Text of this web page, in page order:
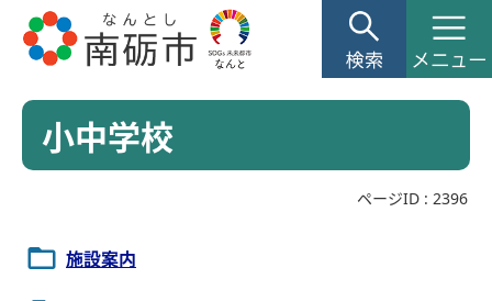
小中学校
ページID : 2396
施設案内